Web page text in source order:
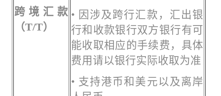
跨境汇款
（T/T）
• 因涉及跨行汇款，汇出银
行和收款银行双方银行有可
能收取相应的手续费，具体
费用请以银行实际收取为准
• 支持港币和美元以及离岸